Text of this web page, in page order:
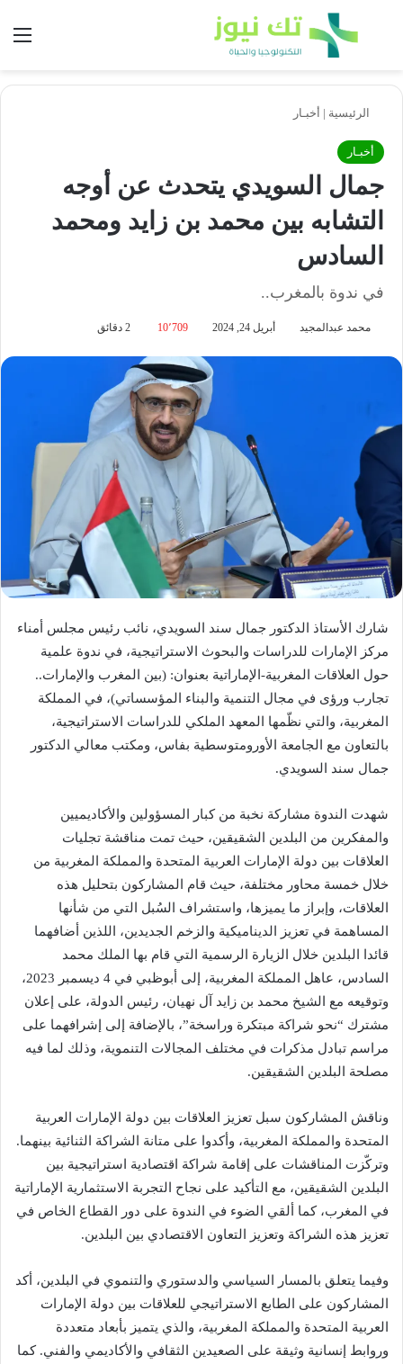
بحث عن
الرئيسية | أخبـار
أخبـار
جمال السويدي يتحدث عن أوجه
التشابه بين محمد بن زايد ومحمد
السادس
في ندوة بالمغرب..
محمد عبدالمجيد أبريل 24, 2024 10٬709
شارك الأستاذ الدكتور جمال سند السويدي، نائب رئيس مجلس أمناء
مركز الإمارات للدراسات والبحوث الاستراتيجية، في ندوة علمية
حول العلاقات المغربية-الإماراتية بعنوان: (بين المغرب والإمارات..
تجارب ورؤى في مجال التنمية والبناء المؤسساتي)، في المملكة
المغربية، والتي نظّمها المعهد الملكي للدراسات الاستراتيجية،
بالتعاون مع الجامعة الأورومتوسطية بفاس، ومكتب معالي الدكتور
جمال سند السويدي.
شهدت الندوة مشاركة نخبة من كبار المسؤولين والأكاديميين
والمفكرين من البلدين الشقيقين، حيث تمت مناقشة تجليات
العلاقات بين دولة الإمارات العربية المتحدة والمملكة المغربية من
خلال خمسة محاور مختلفة، حيث قام المشاركون بتحليل هذه
العلاقات، وإبراز ما يميزها، واستشراف السُبل التي من شأنها
المساهمة في تعزيز الديناميكية والزخم الجديدين، اللذين أضافهما
قائدا البلدين خلال الزيارة الرسمية التي قام بها الملك محمد
السادس، عاهل المملكة المغربية، إلى أبوظبي في 4 ديسمبر 2023،
وتوقيعه مع الشيخ محمد بن زايد آل نهيان، رئيس الدولة، على إعلان
مشترك “نحو شراكة مبتكرة وراسخة”، بالإضافة إلى إشرافهما على
مراسم تبادل مذكرات في مختلف المجالات التنموية، وذلك لما فيه
مصلحة البلدين الشقيقين.
وناقش المشاركون سبل تعزيز العلاقات بين دولة الإمارات العربية
المتحدة والمملكة المغربية، وأكدوا على متانة الشراكة الثنائية بينهما.
وتركّزت المناقشات على إقامة شراكة اقتصادية استراتيجية بين
البلدين الشقيقين، مع التأكيد على نجاح التجربة الاستثمارية الإماراتية
في المغرب، كما ألقي الضوء في الندوة على دور القطاع الخاص في
تعزيز هذه الشراكة وتعزيز التعاون الاقتصادي بين البلدين.
وفيما يتعلق بالمسار السياسي والدستوري والتنموي في البلدين، أكد
المشاركون على الطابع الاستراتيجي للعلاقات بين دولة الإمارات
العربية المتحدة والمملكة المغربية، والذي يتميز بأبعاد متعددة
وروابط إنسانية وثيقة على الصعيدين الثقافي والأكاديمي والفني. كما